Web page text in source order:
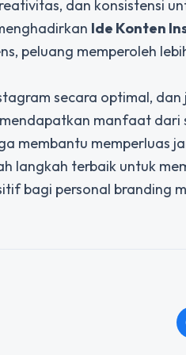
dan konsistensi
Ide Konten
peluang memperoleh
secara optimal, dan
manfaat dari
membantu memperluas
langkah terbaik untuk
bagi personal branding